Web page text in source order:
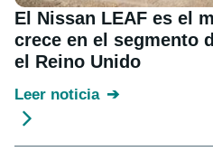
El Nissan LEAF es el
crece en el segmento
el Reino Unido
Leer noticia